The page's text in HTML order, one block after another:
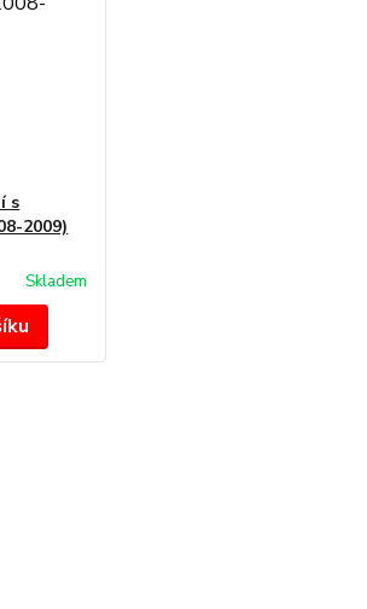
s
2009)
Skladem